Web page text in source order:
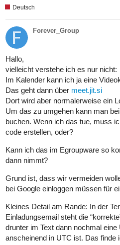
Deutsch
Forever_Group
Hallo,
vielleicht verstehe ich es nur nicht:
Im Kalender kann ich ja eine
Das geht dann über meet.jit.si
Dort wird aber normalerweise ein
Um das zu umgehen kann man
buchen. Wenn ich das tue, muss
code erstellen, oder?
Kann ich das im Egroupware so
dann nimmt?
Grund ist, dass wir vermeiden
bei Google einloggen müssen für
Kleines Detail am Rande: In der
Einladungsemail steht die
drunter im Text dann nochmal
anscheinend in UTC ist. Das finde